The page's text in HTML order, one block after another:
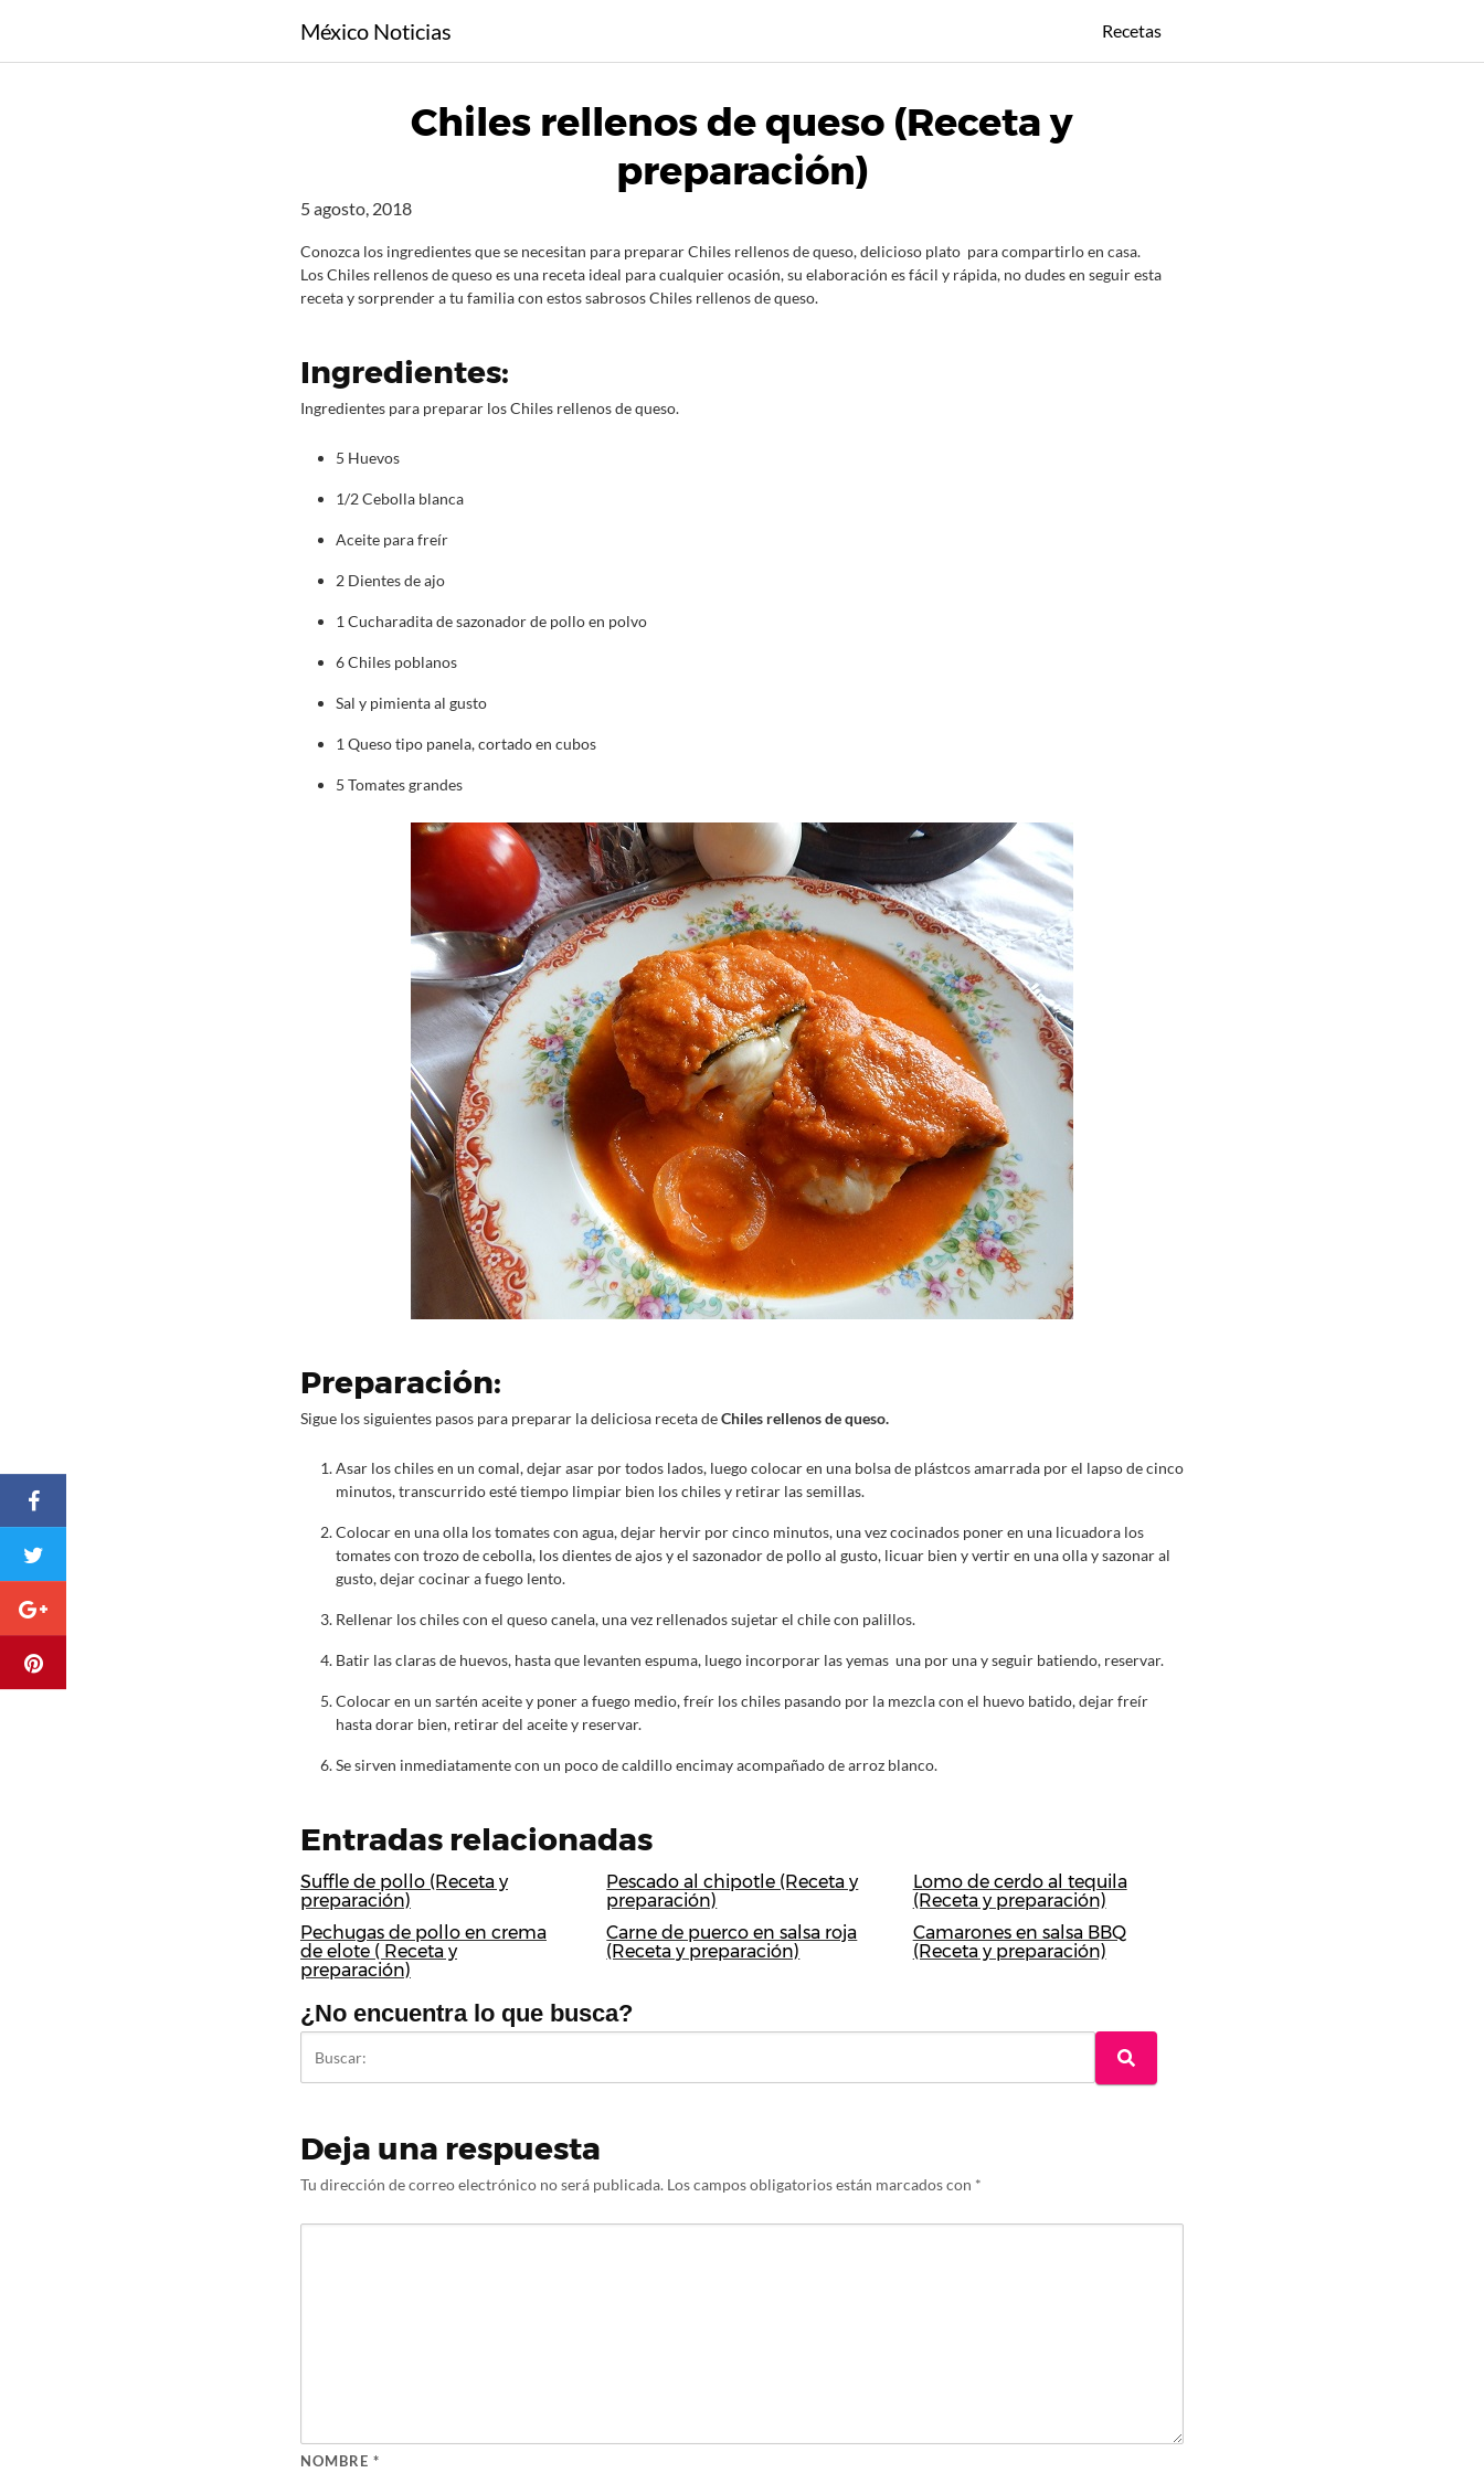
l
México Noticias Recetas
Chiles rellenos de queso (Receta y
preparación)
5 agosto, 2018
Conozca los ingredientes que se necesitan para preparar Chiles rellenos de queso, delicioso plato para compartirlo en casa.
Los Chiles rellenos de queso es una receta ideal para cualquier ocasión, su elaboración es fácil y rápida, no dudes en seguir esta
receta y sorprender a tu familia con estos sabrosos Chiles rellenos de queso.
Ingredientes:
Ingredientes para preparar los Chiles rellenos de queso.
5 Huevos
1/2 Cebolla blanca
Aceite para freír
2 Dientes de ajo
1 Cucharadita de sazonador de pollo en polvo
6 Chiles poblanos
Sal y pimienta al gusto
1 Queso tipo panela, cortado en cubos
5 Tomates grandes
Preparación:
Sigue los siguientes pasos para preparar la deliciosa receta deChiles rellenos de queso.
Asar los chiles en un comal, dejar asar por todos lados, luego colocar en una bolsa de plástcos amarrada por el lapso de cinco
minutos, transcurrido esté tiempo limpiar bien los chiles y retirar las semillas.
Colocar en una olla los tomates con agua, dejar hervir por cinco minutos, una vez cocinados poner en una licuadora los
tomates con trozo de cebolla, los dientes de ajos y el sazonador de pollo al gusto, licuar bien y vertir en una olla y sazonar al
gusto, dejar cocinar a fuego lento.
Rellenar los chiles con el queso canela, una vez rellenados sujetar el chile con palillos.
Batir las claras de huevos, hasta que levanten espuma, luego incorporar las yemas una por una y seguir batiendo, reservar.
Colocar en un sartén aceite y poner a fuego medio, freír los chiles pasando por la mezcla con el huevo batido, dejar freír
hasta dorar bien, retirar del aceite y reservar.
Se sirven inmediatamente con un poco de caldillo encimay acompañado de arroz blanco.
Entradas relacionadas
Suffle de pollo (Receta y
preparación)
Pescado al chipotle (Receta y
preparación)
Lomo de cerdo al tequila
(Receta y preparación)
Pechugas de pollo en crema
de elote ( Receta y
preparación)
Carne de puerco en salsa roja
(Receta y preparación)
Camarones en salsa BBQ
(Receta y preparación)
¿No encuentra lo que busca?
Deja una respuesta
Tu dirección de correo electrónico no será publicada. Los campos obligatorios están marcados con *
NOMBRE *